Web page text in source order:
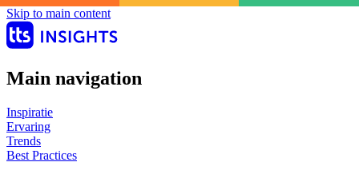
Skip to main content
Main navigation
Inspiratie
Ervaring
Trends
Best Practices